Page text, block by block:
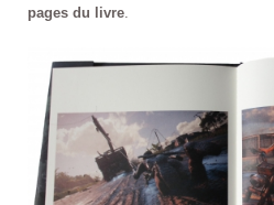
pages du livre.